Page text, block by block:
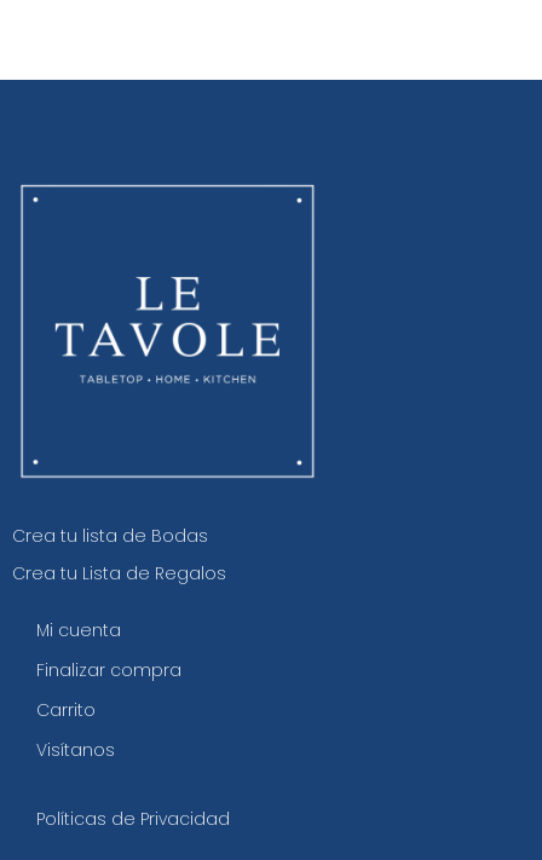
Crea tu lista de Bodas
Crea tu Lista de Regalos
Mi cuenta
Finalizar compra
Carrito
Visítanos
Políticas de Privacidad